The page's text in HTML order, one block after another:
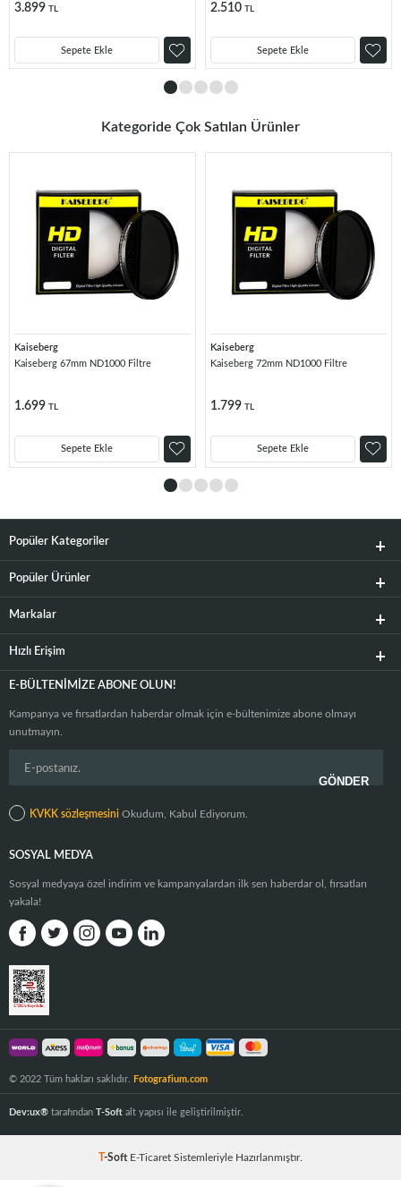
3.899 TL
Sepete Ekle
2.510 TL
Sepete Ekle
Kategoride Çok Satılan Ürünler
Kaiseberg
Kaiseberg 67mm ND1000 Filtre
1.699 TL
Sepete Ekle
Kaiseberg
Kaiseberg 72mm ND1000 Filtre
1.799 TL
Sepete Ekle
Popüler Kategoriler
Popüler Ürünler
Markalar
Hızlı Erişim
E-BÜLTENIMIZE ABONE OLUN!
Kampanya ve fırsatlardan haberdar olmak için e-bültenimize abone olmayı
unutmayın.
KVKK sözleşmesini Okudum, Kabul Ediyorum.
SOSYAL MEDYA
Sosyal medyaya özel indirim ve kampanyalardan ilk sen haberdar ol, fırsatları
yakala!
© 2022 Tüm hakları saklıdır. Fotografium.com
Dev:ux® tarafından T-Soft alt yapısı ile geliştirilmiştir.
T-Soft E-Ticaret Sistemleriyle Hazırlanmıştır.